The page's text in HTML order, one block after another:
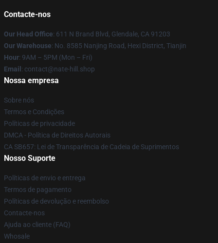
Contacte-nos
Our Head Office: 611 N Brand Blvd, Glendale, CA 91203
Our Warehouse: No. 8585 Nanjing Road, Hexi District, Tianjin
Hour: 9AM – 5PM (Mon – Fri)
Email : contact@nate-hill.shop
Nossa empresa
Sobre nós
Termos e Condições
Políticas de privacidade
DMCA - Política de Direitos Autorais
CA SB657: Lei de Transparência de Cadeia de Suprimentos
Nosso Suporte
Políticas de envio e entrega
Termos de pagamento
Políticas de devolução e reembolso
Contacte-nos
Ajuda ao cliente (FAQ)
Whosale